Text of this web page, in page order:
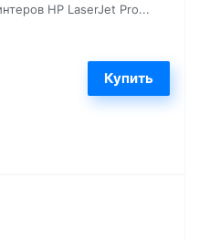
HP LaserJet Pro...